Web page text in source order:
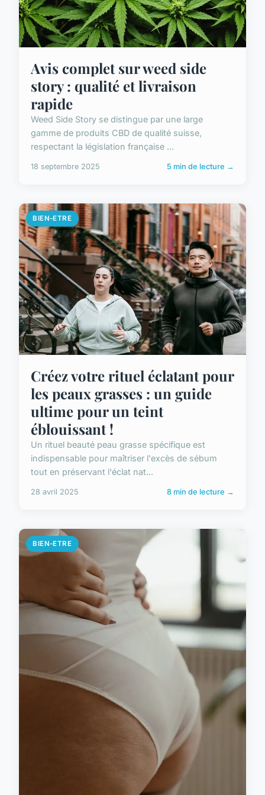
Avis complet sur weed side
story : qualité et livraison
rapide
Weed Side Story se distingue par une large
gamme de produits CBD de qualité suisse,
respectant la législation française ...
18 septembre 2025 5 min de lecture →
BIEN-ETRE
Créez votre rituel éclatant pour
les peaux grasses : un guide
ultime pour un teint
éblouissant !
Un rituel beauté peau grasse spécifique est
indispensable pour maîtriser l'excès de sébum
tout en préservant l'éclat nat...
28 avril 2025 8 min de lecture →
BIEN-ETRE